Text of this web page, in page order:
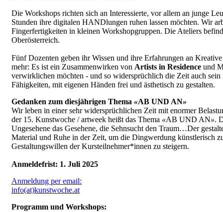
Die Workshops richten sich an Interessierte, vor allem an junge
Stunden ihre digitalen HANDlungen ruhen lassen möchten. Wir
Fingerfertigkeiten in kleinen Workshopgruppen. Die Ateliers
Oberösterreich.
Fünf Dozenten geben ihr Wissen und ihre Erfahrungen an
mehr: Es ist ein Zusammenwirken von Artists in Residence und
verwirklichen möchten - und so widersprüchlich die Zeit auch
Fähigkeiten, mit eigenen Händen frei und ästhetisch zu gestalten.
Gedanken zum diesjährigen Thema «AB UND AN»
Wir leben in einer sehr widersprüchlichen Zeit mit enormer
der 15. Kunstwoche / artweek heißt das Thema «AB UND AN».
Ungesehene das Gesehene, die Sehnsucht den Traum…Der
Material und Ruhe in der Zeit, um die Dingwerdung künstlerisch
Gestaltungswillen der Kursteilnehmer*innen zu steigern.
Anmeldefrist: 1. Juli 2025
Anmeldung per email:
info(at)kunstwoche.at
Programm und Workshops: